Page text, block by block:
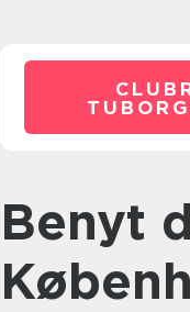
Benyt dig af diamantskæring i